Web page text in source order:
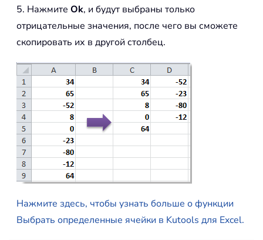
5. Нажмите Ok, и будут выбраны только
отрицательные значения, после чего вы сможете
скопировать их в другой столбец.
Нажмите здесь, чтобы узнать больше о функции
Выбрать определенные ячейки в Kutools для Excel.